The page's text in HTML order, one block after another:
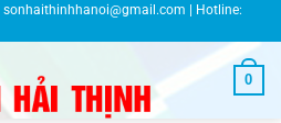
sonhaithinhhanoi@gmail.com | Hotline:
0